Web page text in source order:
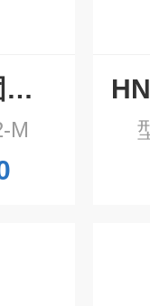
HNAG1000-2-M固定式二合一气体检测仪
M